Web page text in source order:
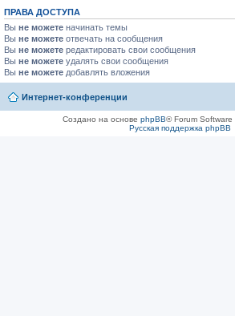
ПРАВА ДОСТУПА
Вы не можете начинать темы
Вы не можете отвечать на сообщения
Вы не можете редактировать свои сообщения
Вы не можете удалять свои сообщения
Вы не можете добавлять вложения
Интернет-конференции
Создано на основе phpBB® Forum
Русская поддержка phpBB